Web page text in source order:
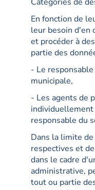
En fonction de
leur besoin d'en
et procéder à
partie des
- Le
municipale,
- Les agents de
responsable du
Dans la limite
respectives et
dans le cadre
administrative,
tout ou partie